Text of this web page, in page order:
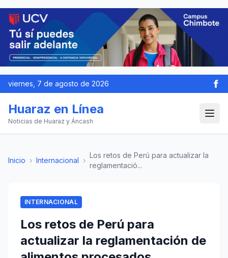
viernes, 7 de agosto de 2026
Huaraz en Línea
Noticias de Huaraz y Áncash
Inicio › Internacional ›
Los retos de Perú para actualizar la
reglamentació...
INTERNACIONAL
Los retos de Perú para
actualizar la reglamentación de